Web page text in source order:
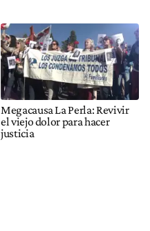
Megacausa La Perla: Revivir
el viejo dolor para hacer
justicia